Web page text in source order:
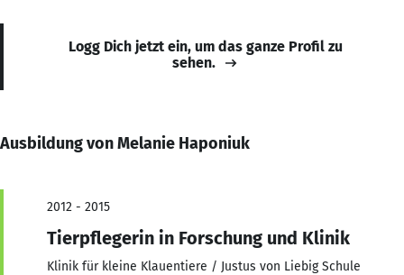
Logg Dich jetzt ein, um das ganze Profil zu
sehen.
Ausbildung von Melanie Haponiuk
2012 - 2015
Tierpflegerin in Forschung und Klinik
Klinik für kleine Klauentiere / Justus von Liebig Schule